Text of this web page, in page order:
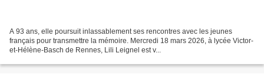
A 93 ans, elle poursuit inlassablement ses rencontres avec les jeunes
français pour transmettre la mémoire. Mercredi 18 mars 2026, à lycée Victor-
et-Hélène-Basch de Rennes, Lili Leignel est v...